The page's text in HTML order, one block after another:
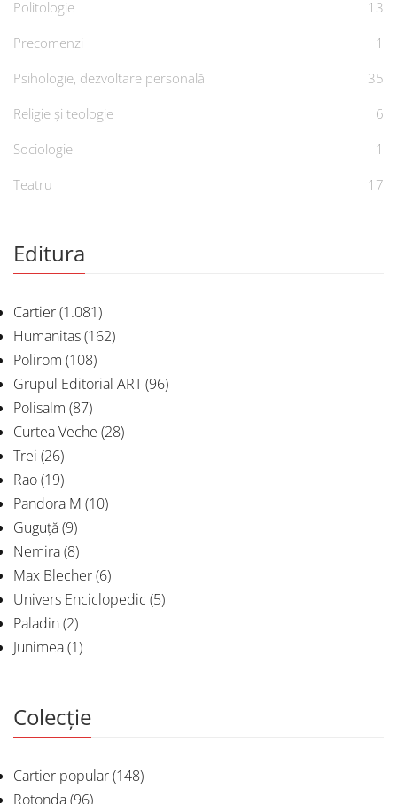
Politologie
13
Precomenzi
1
Psihologie, dezvoltare personală
35
Religie și teologie
6
Sociologie
1
Teatru
17
Editura
Cartier(1.081)
Humanitas(162)
Polirom (108)
Grupul Editorial ART(96)
Polisalm (87)
Curtea Veche (28)
Trei (26)
Rao(19)
Pandora M (10)
Guguță(9)
Nemira(8)
Max Blecher(6)
Univers Enciclopedic (5)
Paladin(2)
Junimea(1)
Colecție
Cartier popular(148)
Rotonda(96)